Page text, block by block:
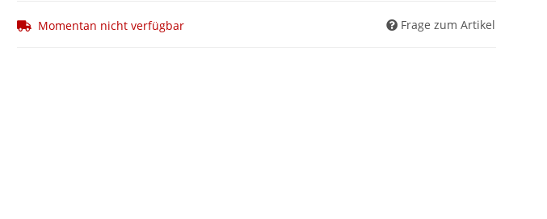
Momentan nicht verfügbar Frage zum Artikel